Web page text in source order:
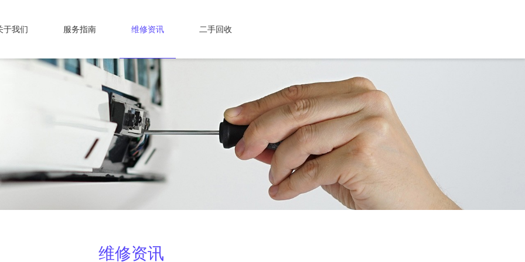
于我们 服务指南 维修资讯 二手回收
维修资讯